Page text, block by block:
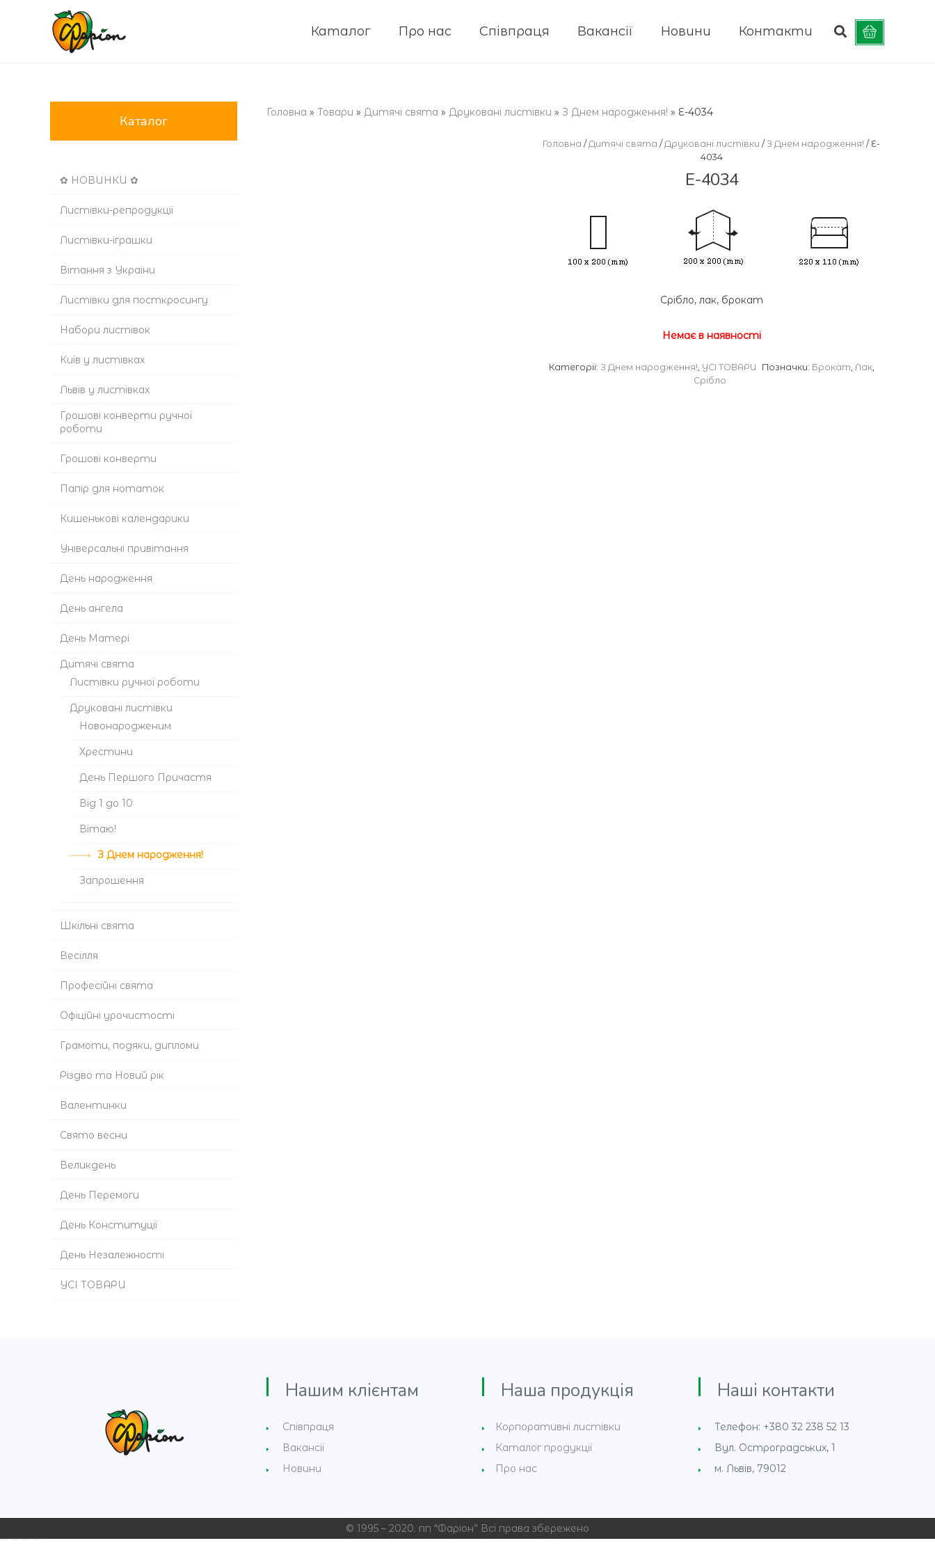
Каталог Про нас Співпраця Вакансії Новини Контакти
Головна » Товари » Дитячі свята » Друковані листівки » З Днем народження! » E-4034
Головна /Дитячі свята /Друковані листівки / З Днем народження! / E-
4034
E-4034
Срібло, лак, брокат
Немає в наявності
Категорії: З Днем народження!, УСІ ТОВАРИ Позначки: Брокат, Лак,
Срібло
Каталог
✿ НОВИНКИ ✿
Листівки-репродукції
Листівки-іграшки
Вітання з України
Листівки для посткросингу
Набори листівок
Київ у листівках
Львів у листівках
Грошові конверти ручної
роботи
Грошові конверти
Папір для нотаток
Кишенькові календарики
Універсальні привітання
День народження
День ангела
День Матері
Дитячі свята
Листівки ручної роботи
Друковані листівки
Новонародженим
Хрестини
День Першого Причастя
Від 1 до 10
Вітаю!
З Днем народження!
Запрошення
Шкільні свята
Весілля
Професійні свята
Офіційні урочистості
Грамоти, подяки, дипломи
Різдво та Новий рік
Валентинки
Cвято весни
Великдень
День Перемоги
День Конституції
День Незалежності
УСІ ТОВАРИ
Нашим клієнтам
Співпраця
Вакансії
Новини
Наша продукція
Корпоративні листівки
Каталог продукції
Про нас
Наші контакти
Телефон: +380 32 238 52 13
Вул. Остроградських, 1
м. Львів, 79012
© 1995 – 2020. пп “Фаріон” Всі права збережено